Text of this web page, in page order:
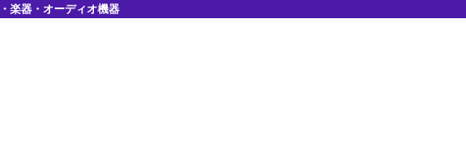
楽器・オーディオ機器